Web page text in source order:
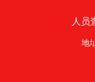
人员
地